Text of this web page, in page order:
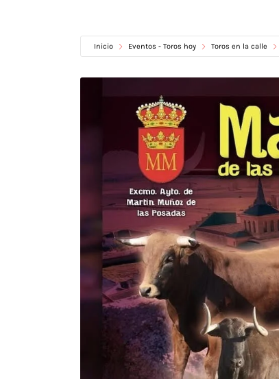
Inicio Eventos - Toros hoy Toros en la calle